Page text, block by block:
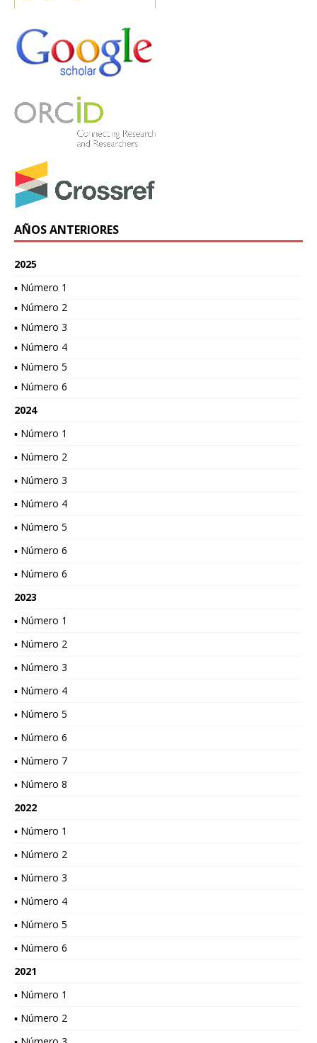
AÑOS ANTERIORES
2025
▪ Número 1
▪ Número 2
▪ Número 3
▪ Número 4
▪ Número 5
▪ Número 6
2024
▪ Número 1
▪ Número 2
▪ Número 3
▪ Número 4
▪ Número 5
▪ Número 6
▪ Número 6
2023
▪ Número 1
▪ Número 2
▪ Número 3
▪ Número 4
▪ Número 5
▪ Número 6
▪ Número 7
▪ Número 8
2022
▪ Número 1
▪ Número 2
▪ Número 3
▪ Número 4
▪ Número 5
▪ Número 6
2021
▪ Número 1
▪ Número 2